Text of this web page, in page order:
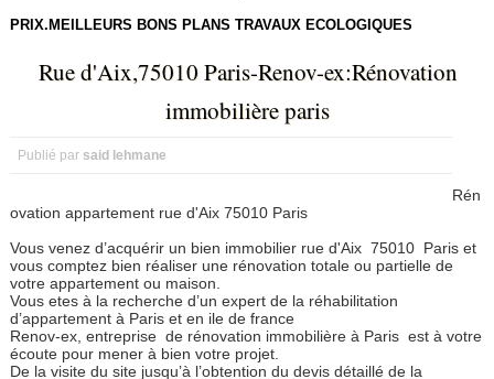
PRIX.MEILLEURS BONS PLANS TRAVAUX ECOLOGIQUES
Rue d'Aix,75010 Paris-Renov-ex:Rénovation
immobilière paris
Publié par said lehmane
Rén
ovation appartement rue d'Aix 75010 Paris
Vous venez d’acquérir un bien immobilier rue d'Aix 75010 Paris et
vous comptez bien réaliser une rénovation totale ou partielle de
votre appartement ou maison.
Vous etes à la recherche d’un expert de la réhabilitation
d’appartement à Paris et en ile de france
Renov-ex, entreprise de rénovation immobilière à Paris est à votre
écoute pour mener à bien votre projet.
De la visite du site jusqu’à l’obtention du devis détaillé de la